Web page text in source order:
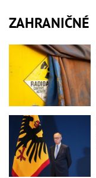
ZAHRANIČNÉ